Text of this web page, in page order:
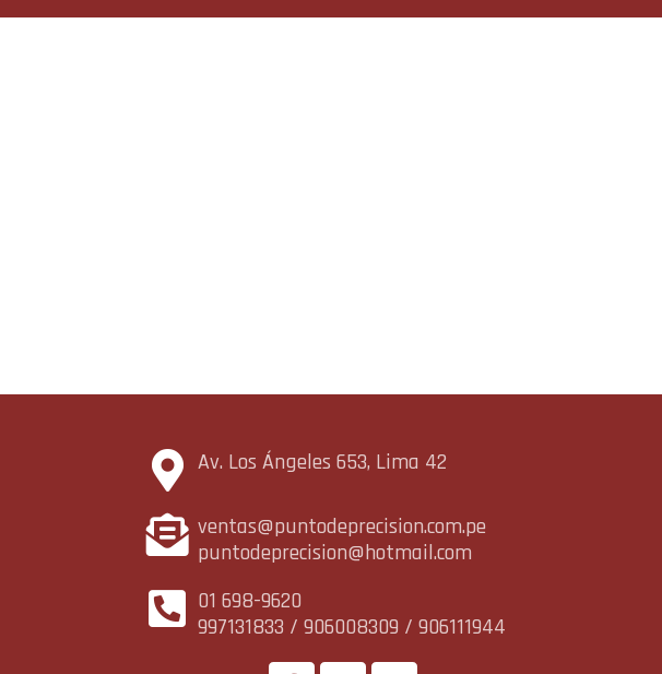
Av. Los Ángeles 653, Lima 42
ventas@puntodeprecision.com.pe
puntodeprecision@hotmail.com
01 698-9620
997131833 / 906008309 / 906111944